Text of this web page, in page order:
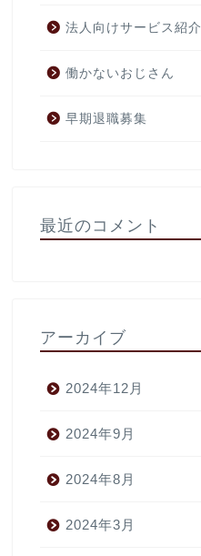
法人向けサービス紹介
働かないおじさん
早期退職募集
最近のコメント
アーカイブ
2024年12月
2024年9月
2024年8月
2024年3月